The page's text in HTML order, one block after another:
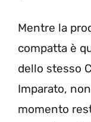
Mentre la
compatta è
dello stesso
Imparato,
momento